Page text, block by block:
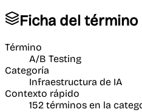
Ficha del término
Término
A/B Testing
Categoría
Infraestructura de IA
Contexto rápido
152 términos en la